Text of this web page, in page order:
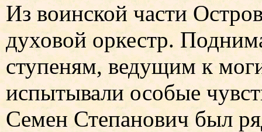
Из воинской части
духовой оркестр.
ступеням, ведущим к
испытывали особые
Семен Степанович был